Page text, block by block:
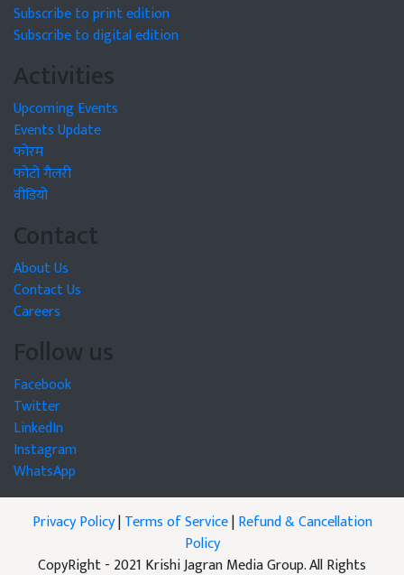
Subscribe to print edition
Subscribe to digital edition
Activities
Upcoming Events
Events Update
फोरम
फोटो गैलरी
वीडियो
Contact
About Us
Contact Us
Careers
Follow us
Facebook
Twitter
LinkedIn
Instagram
WhatsApp
Privacy Policy|Terms of Service|Refund & Cancellation
Policy
CopyRight - 2021 Krishi Jagran Media Group. All Rights